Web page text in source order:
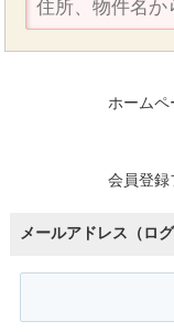
ホームペ
会員登録
メールアドレス（ログ